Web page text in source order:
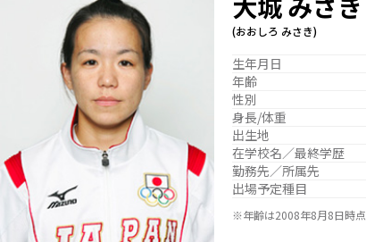
(おおしろ みさき)
生年月日
年齢
性別
身長/体重
出生地
在学校名／最終学歴
勤務先／所属先
出場予定種目
※年齢は2008年8月8日時点